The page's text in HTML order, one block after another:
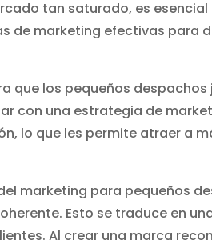
tan saturado, es
de marketing efectivas para
que los pequeños
con una estrategia de
lo que les permite atraer a
marketing para pequeños
Esto se traduce en
Al crear una marca